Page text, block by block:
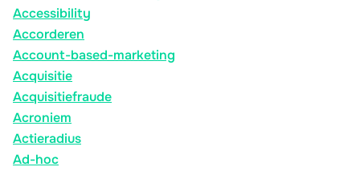
Accessibility
Accorderen
Account-based-marketing
Acquisitie
Acquisitiefraude
Acroniem
Actieradius
Ad-hoc